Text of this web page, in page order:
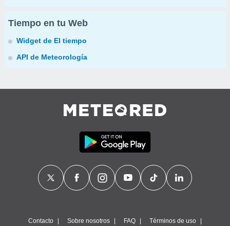
Tiempo en tu Web
Widget de El tiempo
API de Meteorología
Contacto Sobre nosotros FAQ Términos de uso